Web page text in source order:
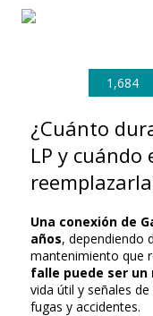
1,684
¿Cuánto
LP y cuándo
Una conexión de
años, dependiendo
mantenimiento que
falle puede ser un
vida útil y señales
fugas y accidentes.